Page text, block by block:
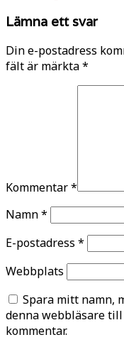
Lämna ett svar
Din e-postadress
fält är märkta*
Kommentar*
Namn*
E-postadress *
Webbplats
Spara mitt namn,
denna webbläsare
kommentar.